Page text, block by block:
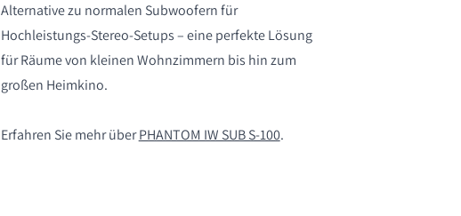
Alternative zu normalen Subwoofern für
Hochleistungs-Stereo-Setups – eine perfekte Lösung
für Räume von kleinen Wohnzimmern bis hin zum
großen Heimkino.
Erfahren Sie mehr überPHANTOM IW SUB S-100.